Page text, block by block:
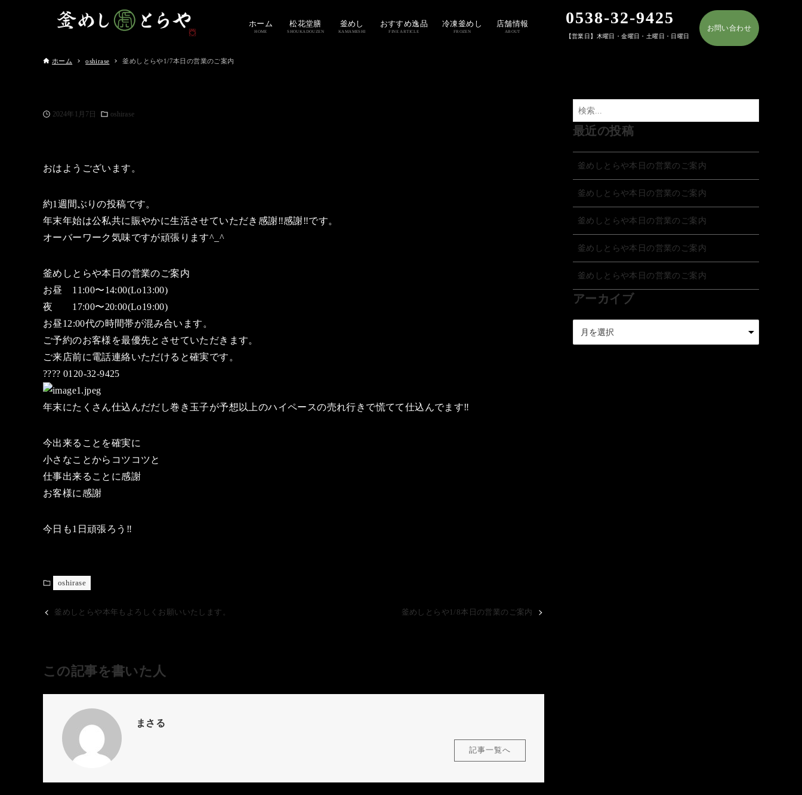
ホーム
HOME
松花堂膳
SHOUKADOUZEN
釜めし
KAMAMESHI
おすすめ逸品
FINE ARTICLE
冷凍釜めし
FROZEN
店舗情報
ABOUT
0538-32-9425
【営業日】木曜日・金曜日・土曜日・日曜日
お問い合わせ
ホーム oshirase 釜めしとらや1/7本日の営業のご案内
2024年1月7日 oshirase
おはようございます。
約1週間ぶりの投稿です。
年末年始は公私共に賑やかに生活させていただき感謝‼️感謝‼️です。
オーバーワーク気味ですが頑張ります^_^
釜めしとらや本日の営業のご案内
お昼 11:00〜14:00(Lo13:00)
夜 17:00〜20:00(Lo19:00)
お昼12:00代の時間帯が混み合います。
ご予約のお客様を最優先とさせていただきます。
ご来店前に電話連絡いただけると確実です。
???? 0120-32-9425
年末にたくさん仕込んだだし巻き玉子が予想以上のハイペースの売れ行きで慌てて仕込んでます‼️
今出来ることを確実に
小さなことからコツコツと
仕事出来ることに感謝
お客様に感謝
今日も1日頑張ろう‼️
oshirase
釜めしとらや本年もよろしくお願いいたします。 釜めしとらや1/8本日の営業のご案内
この記事を書いた人
まさる
記事一覧へ
最近の投稿
釜めしとらや本日の営業のご案内
釜めしとらや本日の営業のご案内
釜めしとらや本日の営業のご案内
釜めしとらや本日の営業のご案内
釜めしとらや本日の営業のご案内
アーカイブ